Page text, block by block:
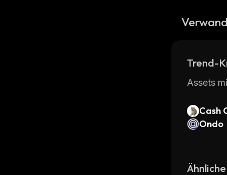
Trend-
Assets
Cash
Ondo